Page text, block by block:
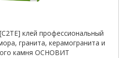
клей профессиональный
гранита, керамогранита и
камня ОСНОВИТ